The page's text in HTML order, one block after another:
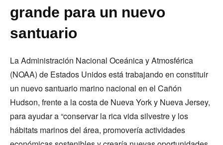
grande para un nuevo
santuario
La Administración Nacional Oceánica y Atmosférica
(NOAA) de Estados Unidos está trabajando en constituir
un nuevo santuario marino nacional en el Cañón
Hudson, frente a la costa de Nueva York y Nueva Jersey,
para ayudar a “conservar la rica vida silvestre y los
hábitats marinos del área, promovería actividades